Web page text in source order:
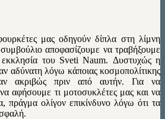
μας οδηγούν δίπλα στη λίμνη
αποφασίζουμε να τραβήξουμε
εκκλησία του Sveti Naum. Δυστυχώς η
αδύνατη λόγω κάποιας κοσμοπολίτικης
ακριβώς πριν από αυτήν. Για να
αφήσουμε τι μοτοσυκλέτες μας και να
πράγμα ολίγον επικίνδυνο λόγω ότι τα